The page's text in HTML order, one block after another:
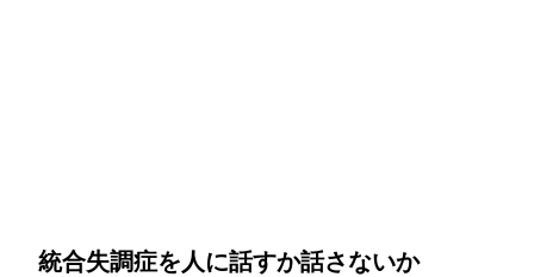
統合失調症を人に話すか話さないか